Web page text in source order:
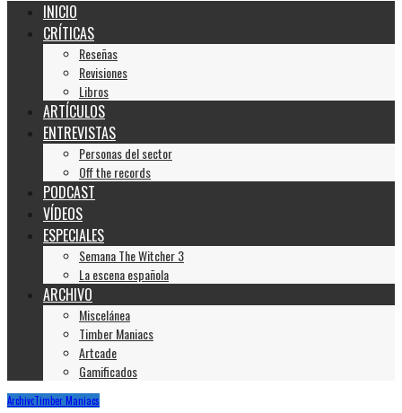
INICIO
CRÍTICAS
Reseñas
Revisiones
Libros
ARTÍCULOS
ENTREVISTAS
Personas del sector
Off the records
PODCAST
VÍDEOS
ESPECIALES
Semana The Witcher 3
La escena española
ARCHIVO
Miscelánea
Timber Maniacs
Artcade
Gamificados
ArchivoTimber Maniacs